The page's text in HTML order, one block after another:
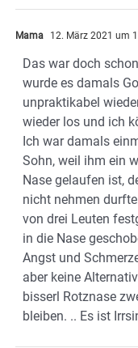
Mama 12. März 2021 um
Das war doch
wurde es damals
unpraktikabel
wieder los und ich
Ich war damals
Sohn, weil ihm ein
Nase gelaufen ist,
nicht nehmen
von drei Leuten
in die Nase
Angst und
aber keine
bisserl Rotznase
bleiben. .. Es ist